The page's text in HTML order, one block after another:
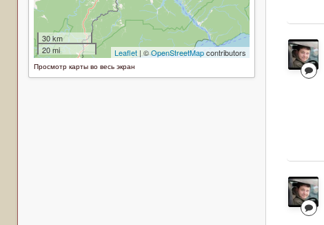
Просмотр карты во весь экран